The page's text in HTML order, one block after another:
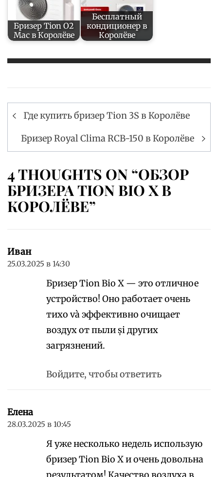
Бризер Tion O2
Mac в Королёве
Бесплатный
кондиционер в
Королёве
Навигация
записям
Где купить бризер Tion 3S в Королёве
Бризер Royal Clima RCB-150 в Королёве
4 THOUGHTS ON “ОБЗОР
БРИЗЕРА TION BIO X В
КОРОЛЁВЕ”
Иван
25.03.2025 в 14:30
Бризер Tion Bio X — это отличное
устройство! Оно работает очень
тихо và эффективно очищает
воздух от пыли și других
загрязнений.
Войдите, чтобы ответить
Елена
28.03.2025 в 10:45
Я уже несколько недель использую
бризер Tion Bio X и очень довольна
результатом! Качество воздуха в